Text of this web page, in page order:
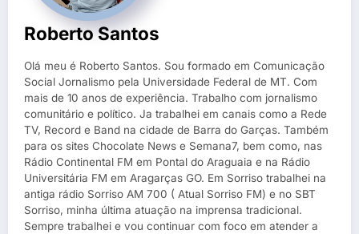
Roberto Santos
Olá meu é Roberto Santos. Sou formado em Comunicação
Social Jornalismo pela Universidade Federal de MT. Com
mais de 10 anos de experiência. Trabalho com jornalismo
comunitário e político. Ja trabalhei em canais como a Rede
TV, Record e Band na cidade de Barra do Garças. Também
para os sites Chocolate News e Semana7, bem como, nas
Rádio Continental FM em Pontal do Araguaia e na Rádio
Universitária FM em Aragarças GO. Em Sorriso trabalhei na
antiga rádio Sorriso AM 700 ( Atual Sorriso FM) e no SBT
Sorriso, minha última atuação na imprensa tradicional.
Sempre trabalhei e vou continuar com foco em atender a